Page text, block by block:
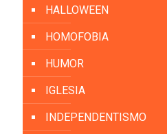
HALLOWEEN
HOMOFOBIA
HUMOR
IGLESIA
INDEPENDENTISMO